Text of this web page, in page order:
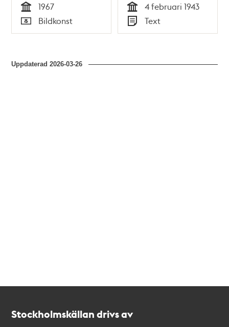
Tid
1967
Typ
Bildkonst Tid
4 februari 1943
Typ
Text
Uppdaterad2026-03-26
Stockholmskällan drivs av